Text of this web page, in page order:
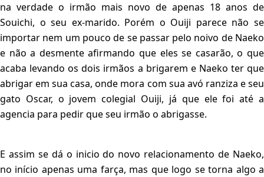
na verdade o irmão mais novo de apenas 18 anos de
Souichi, o seu ex-marido. Porém o Ouiji parece não se
importar nem um pouco de se passar pelo noivo de Naeko
e não a desmente afirmando que eles se casarão, o que
acaba levando os dois irmãos a brigarem e Naeko ter que
abrigar em sua casa, onde mora com sua avó ranziza e seu
gato Oscar, o jovem colegial Ouiji, já que ele foi até a
agencia para pedir que seu irmão o abrigasse.
E assim se dá o inicio do novo relacionamento de Naeko,
no início apenas uma farça, mas que logo se torna algo a